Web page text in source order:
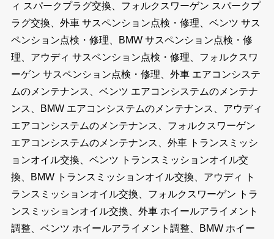
ィ スパークプラグ交換、フォルクスワーゲン スパークプ
ラグ交換、外車 サスペンション点検・修理、ベンツ サス
ペンション点検・修理、BMW サスペンション点検・修
理、アウディ サスペンション点検・修理、フォルクスワ
ーゲン サスペンション点検・修理、外車 エアコンシステ
ムのメンテナンス、ベンツ エアコンシステムのメンテナ
ンス、BMW エアコンシステムのメンテナンス、アウディ
エアコンシステムのメンテナンス、フォルクスワーゲン
エアコンシステムのメンテナンス、外車 トランスミッシ
ョンオイル交換、ベンツ トランスミッションオイル交
換、BMW トランスミッションオイル交換、アウディ ト
ランスミッションオイル交換、フォルクスワーゲン トラ
ンスミッションオイル交換、外車 ホイールアライメント
調整、ベンツ ホイールアライメント調整、BMW ホイー